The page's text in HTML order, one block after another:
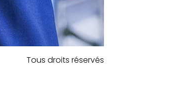
Tous droits réservés